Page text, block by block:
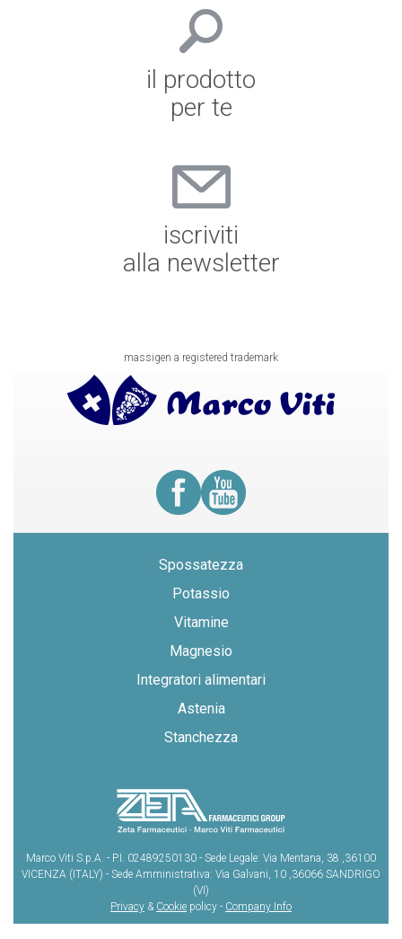
il prodotto
per te
iscriviti
alla newsletter
massigen a registered trademark
Spossatezza
Potassio
Vitamine
Magnesio
Integratori alimentari
Astenia
Stanchezza
Marco Viti S.p.A. - P.I. 02489250130 - Sede Legale: Via Mentana, 38 ,36100
VICENZA (ITALY) - Sede Amministrativa: Via Galvani, 10 ,36066 SANDRIGO
(VI)
Privacy & Cookie policy - Company Info